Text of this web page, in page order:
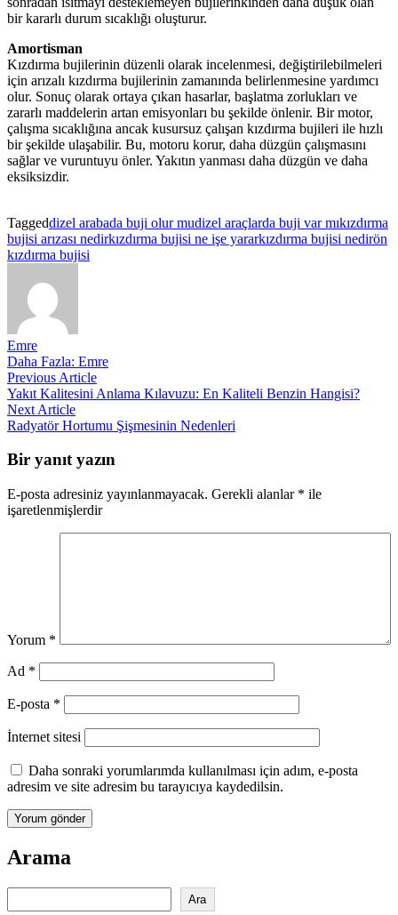
bir kararlı durum sıcaklığı oluşturur.
Amortisman
Kızdırma bujilerinin düzenli olarak incelenmesi, değiştirilebilmeleri
için arızalı kızdırma bujilerinin zamanında belirlenmesine yardımcı
olur. Sonuç olarak ortaya çıkan hasarlar, başlatma zorlukları ve
zararlı maddelerin artan emisyonları bu şekilde önlenir. Bir motor,
çalışma sıcaklığına ancak kusursuz çalışan kızdırma bujileri ile hızlı
bir şekilde ulaşabilir. Bu, motoru korur, daha düzgün çalışmasını
sağlar ve vuruntuyu önler. Yakıtın yanması daha düzgün ve daha
eksiksizdir.
Taggeddizel arabada buji olur mudizel araçlarda buji var mıkızdırma
bujisi arızası nedirkızdırma bujisi ne işe yararkızdırma bujisi nedirön
kızdırma bujisi
Emre
Daha Fazla: Emre
Yazı
gezinmesi
Previous ArticlePrevious
article:
Yakıt Kalitesini Anlama Kılavuzu: En Kaliteli Benzin Hangisi?
Next ArticleNext
article:
Radyatör Hortumu Şişmesinin Nedenleri
Bir yanıt yazın
E-posta adresiniz yayınlanmayacak. Gerekli alanlar * ile
işaretlenmişlerdir
Yorum *
Ad *
E-posta *
İnternet sitesi
Daha sonraki yorumlarımda kullanılması için adım, e-posta
adresim ve site adresim bu tarayıcıya kaydedilsin.
Arama
Ara